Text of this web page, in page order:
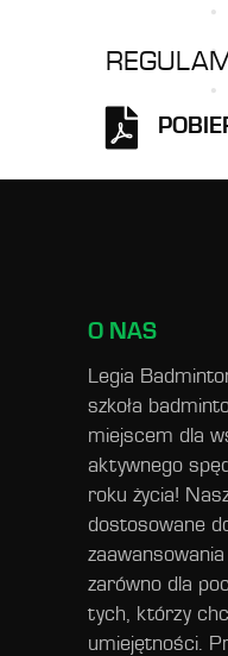
O NAS
Legia
szkoła
miejscem dla
aktywnego
roku życia!
dostosowane
zarówno dla
tych, którzy
umiejętności.